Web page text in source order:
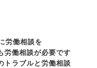
労働相談を
労働相談が必要です
トラブルと労働相談